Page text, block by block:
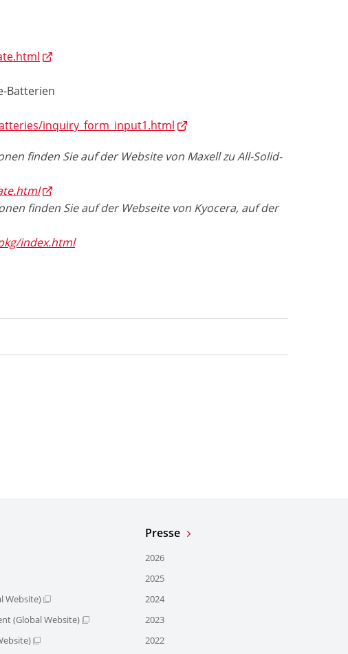
Batterien
inquiry_form_input1.html
finden Sie auf der Website von Maxell zu All-Solid-
finden Sie auf der Webseite von Kyocera, auf der
index.html
Website)
(Global Website)
Presse
2026
2025
2024
2023
2022